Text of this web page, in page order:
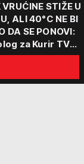
VRUĆINE STIŽE U
ALI 40°C NE BI
DA SE PONOVI:
za Kurir TV
nas čeka:
padavine su